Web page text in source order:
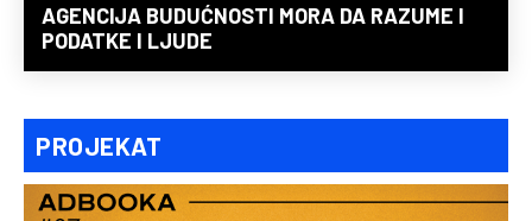
AGENCIJA BUDUĆNOSTI MORA DA RAZUME I
PODATKE I LJUDE
PROJEKAT